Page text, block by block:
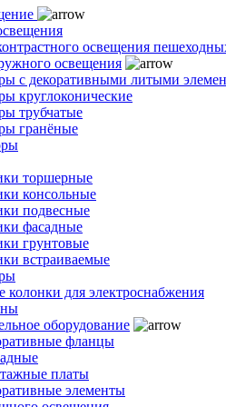
освещения
освещения
с декоративными литыми
круглоконические
трубчатые
гранёные
торшерные
консольные
подвесные
фасадные
грунтовые
встраиваемые
колонки для электроснабжения
оборудование
фланцы
платы
элементы